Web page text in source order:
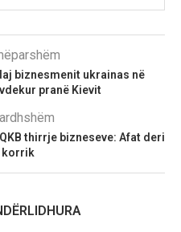
biznesmenit ukrainas në
pranë Kievit
thirrje bizneseve: Afat deri
korrik